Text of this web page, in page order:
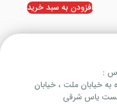
افزودن به سبد خرید
:
به خیابان ملت ، خیابان
بست یاس شرقی